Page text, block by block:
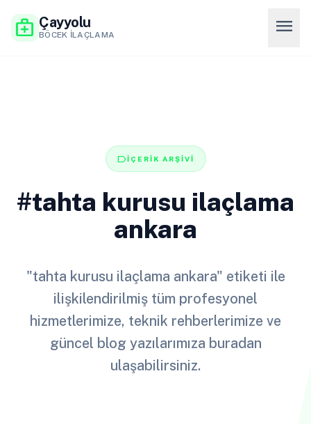
medical_services Çayyolu
BÖCEK İLAÇLAMA menu
labelİÇERİK ARŞİVİ
#tahta kurusu ilaçlama
ankara
"tahta kurusu ilaçlama ankara" etiketi ile
ilişkilendirilmiş tüm profesyonel
hizmetlerimize, teknik rehberlerimize ve
güncel blog yazılarımıza buradan
ulaşabilirsiniz.